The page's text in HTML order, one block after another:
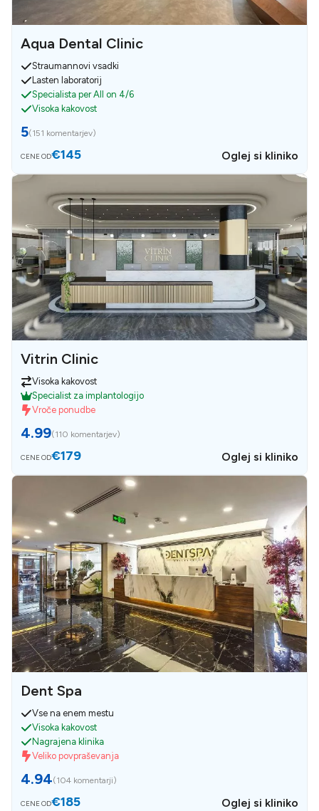
Aqua Dental Clinic
Straumannovi vsadki
Lasten laboratorij
Specialista per All on 4/6
Visoka kakovost
5(151 komentarjev)
CENE OD€145 Oglej si kliniko
Vitrin Clinic
Visoka kakovost
Specialist za implantologijo
Vroče ponudbe
4.99(110 komentarjev)
CENE OD€179 Oglej si kliniko
Dent Spa
Vse na enem mestu
Visoka kakovost
Nagrajena klinika
Veliko povpraševanja
4.94(104 komentarji)
CENE OD€185 Oglej si kliniko